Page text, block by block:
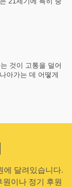
것이 고통을 덜어
아가는 데 어떻게
에 달려있습니다.
이나 정기 후원